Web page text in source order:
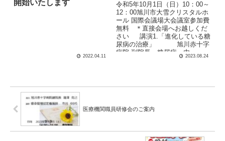
開始いたします
2022.04.11
令和5年10月1日（日）10：00～
12：00旭川市大雪クリスタルホ
ール 国際会議場大会議室参加費
無料 ＊直接会場へお越しくだ
さい 講演1.「進化している糖
尿病の治療」 旭川赤十字
病院 副院長 糖尿病・内...2023.08.24
医療機関職員研修会のご案内